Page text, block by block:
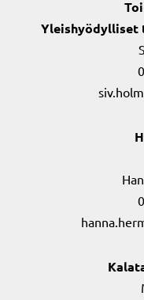
Yleishyödylliset